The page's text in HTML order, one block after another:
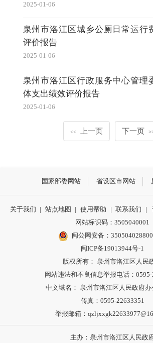
2025-01-06
泉州市洛江区城乡公厕日常运行
评价报告
2025-01-06
泉州市洛江区行政服务中心管理
体支出绩效评价报告
2025-01-06
<< 上一页 下一页
国家部委网站 省设区市网站
关于我们 | 站点地图 | 使用帮助 | 联系我们 |
网站标识码：3505040001
闽公网安备：
闽ICP备19013944号-1
版权所有： 泉州市洛江区人民
网站违法和不良信息举报电话：0595-
中文域名： 泉州市洛江区人民政府办
传真：0595-22633351
举报邮箱：
主办：泉州市洛江区人民政